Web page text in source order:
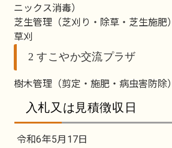
ニックス消毒）
芝生管理（芝刈り・除草・芝生施肥）
草刈
2 すこやか交流プラザ
樹木管理（剪定・施肥・病虫害防除）
入札又は見積徴収日
令和6年5月17日